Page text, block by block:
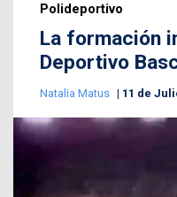
Polideportivo
La formación
Deportivo
Natalia Matus 11 de